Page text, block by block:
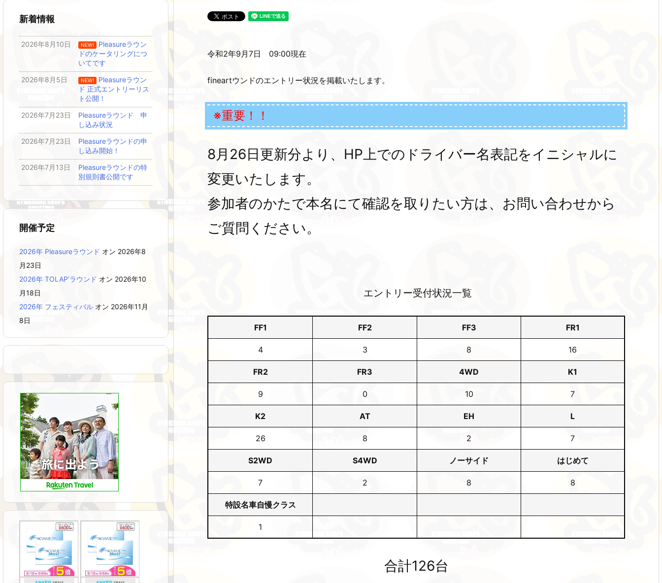
令和2年9月7日 09:00現在
fineartウンドのエントリー状況を掲載いたします。
※重要！！
8月26日更新分より、HP上でのドライバー名表記をイニシャルに
変更いたします。
参加者のかたで本名にて確認を取りたい方は、お問い合わせから
ご質問ください。
エントリー受付状況一覧
FF1 FF2 FF3 FR1
4 3 8 16
FR2 FR3 4WD K1
9 0 10 7
K2 AT EH L
26 8 2 7
S2WD S4WD ノーサイド はじめて
7 2 8 8
特設名車自慢クラス
1
合計126台
新着情報
2026年8月10日 NEW! Pleasureラウン
ドのケータリングにつ
いてです
2026年8月5日
NEW! Pleasureラウン
ド 正式エントリーリス
ト公開！
2026年7月23日
Pleasureラウンド 申
し込み状況
2026年7月23日
Pleasureラウンドの申
し込み開始！
2026年7月13日
Pleasureラウンドの特
別規則書公開です
開催予定
2026年 Pleasureラウンド オン 2026年8
月23日
2026年 TOLAP’ラウンド オン 2026年10
月18日
2026年 フェスティバル オン 2026年11月
8日